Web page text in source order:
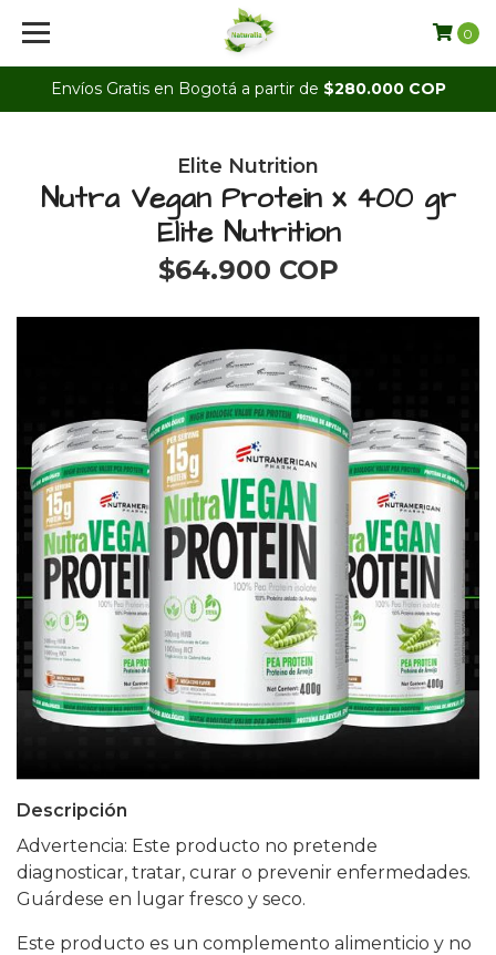
Envíos Gratis en Bogotá a partir de $280.000 COP
0
Elite Nutrition
Nutra Vegan Protein x 400 gr
Elite Nutrition
$64.900 COP
Descripción
Advertencia: Este producto no pretende
diagnosticar, tratar, curar o prevenir enfermedades.
Guárdese en lugar fresco y seco.
Este producto es un complemento alimenticio y no